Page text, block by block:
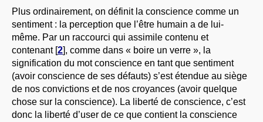
Plus ordinairement, on définit la conscience comme un
sentiment : la perception que l’être humain a de lui-
même. Par un raccourci qui assimile contenu et
contenant[2], comme dans « boire un verre », la
signification du mot conscience en tant que sentiment
(avoir conscience de ses défauts) s’est étendue au siège
de nos convictions et de nos croyances (avoir quelque
chose sur la conscience). La liberté de conscience, c’est
donc la liberté d’user de ce que contient la conscience